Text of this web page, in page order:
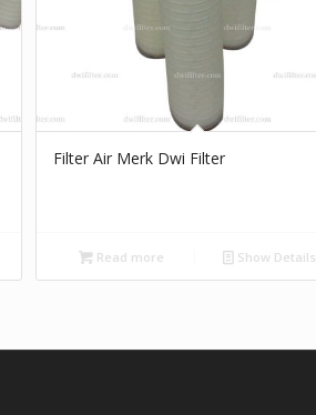
Filter Air Merk Dwi Filter
Read more Show Details